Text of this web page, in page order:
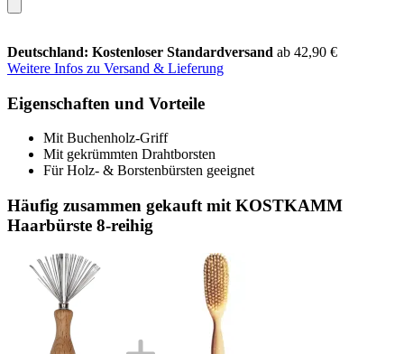
Deutschland: Kostenloser Standardversand ab 42,90 €
Weitere Infos zu Versand & Lieferung
Eigenschaften und Vorteile
Mit Buchenholz-Griff
Mit gekrümmten Drahtborsten
Für Holz- & Borstenbürsten geeignet
Häufig zusammen gekauft mit KOSTKAMM
Haarbürste 8-reihig